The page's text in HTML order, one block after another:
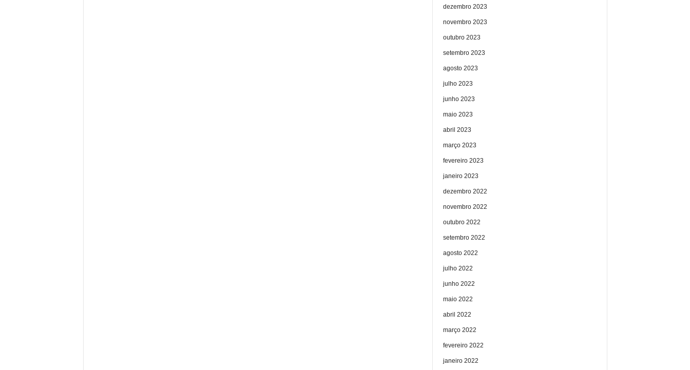
dezembro 2023
novembro 2023
outubro 2023
setembro 2023
agosto 2023
julho 2023
junho 2023
maio 2023
abril 2023
março 2023
fevereiro 2023
janeiro 2023
dezembro 2022
novembro 2022
outubro 2022
setembro 2022
agosto 2022
julho 2022
junho 2022
maio 2022
abril 2022
março 2022
fevereiro 2022
janeiro 2022